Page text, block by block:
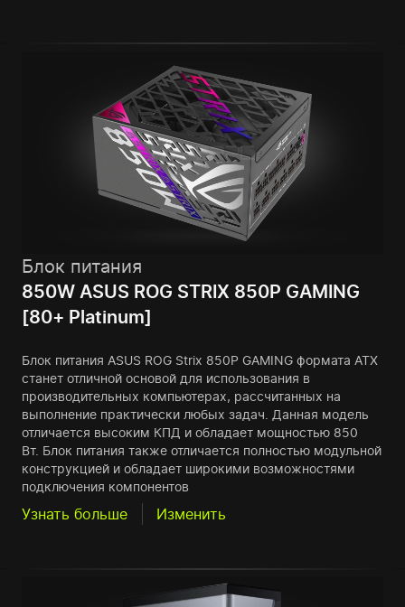
Блок питания
850W ASUS ROG STRIX 850P GAMING
[80+ Platinum]
Блок питания ASUS ROG Strix 850P GAMING формата ATX
станет отличной основой для использования в
производительных компьютерах, рассчитанных на
выполнение практически любых задач. Данная модель
отличается высоким КПД и обладает мощностью 850
Вт. Блок питания также отличается полностью модульной
конструкцией и обладает широкими возможностями
подключения компонентов
Узнать больше Изменить